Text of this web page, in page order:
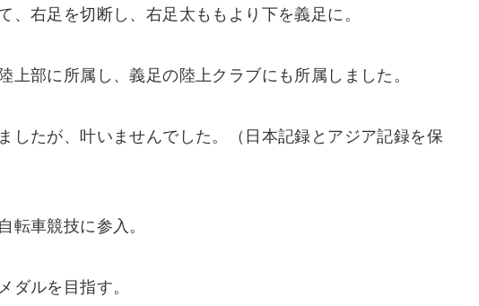
、右足を切断し、右足太ももより下を義足に。
上部に所属し、義足の陸上クラブにも所属しました。
したが、叶いませんでした。（日本記録とアジア記録を保
車競技に参入。
ダルを目指す。